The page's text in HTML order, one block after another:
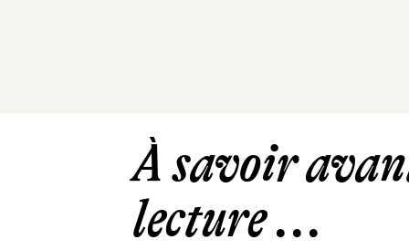
À savoir
lecture ...